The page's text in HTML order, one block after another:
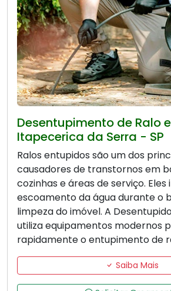
Desentupimento de Ralo
Itapecerica da Serra - SP
Ralos entupidos são um dos
causadores de transtornos em
cozinhas e áreas de serviço.
escoamento da água durante o
limpeza do imóvel. A
utiliza equipamentos modernos
rapidamente o entupimento de
Saiba Mais